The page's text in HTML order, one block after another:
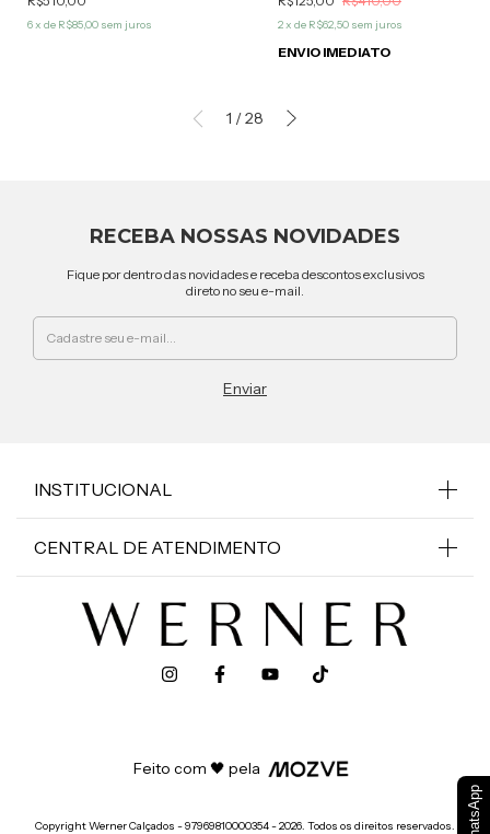
6x de R$85,00 sem juros 2x de R$62,50 sem juros
ENVIO IMEDIATO
1 /28
WhatsApp
RECEBA NOSSAS NOVIDADES
Fique por dentro das novidades e receba descontos exclusivos
direto no seu e-mail.
INSTITUCIONAL
CENTRAL DE ATENDIMENTO
Feito com 🖤 pela
Copyright Werner Calçados - 97969810000354 - 2026. Todos os direitos reservados.